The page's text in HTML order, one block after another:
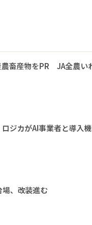
農畜産物をPR JA全農
ジカがAI事業者と導入
、改装進む